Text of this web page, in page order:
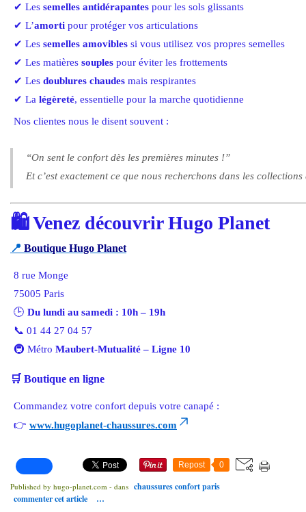
✔ Les semelles antidérapantes pour les sols glissants
✔ L’amorti pour protéger vos articulations
✔ Les semelles amovibles si vous utilisez vos propres semelles
✔ Les matières souples pour éviter les frottements
✔ Les doublures chaudes mais respirantes
✔ La légèreté, essentielle pour la marche quotidienne
Nos clientes nous le disent souvent :
“On sent le confort dès les premières minutes !”
Et c’est exactement ce que nous recherchons dans les
🛍️Venez découvrir Hugo Planet
📍 Boutique Hugo Planet
8 rue Monge
75005 Paris
🕒 Du lundi au samedi : 10h – 19h
📞 01 44 27 04 57
🚇 Métro Maubert-Mutualité – Ligne 10
🛒 Boutique en ligne
Commandez votre confort depuis votre canapé :
👉 www.hugoplanet-chaussures.com
Repost 0
Published by hugo-planet.com - dans chaussures confort paris
commenter cet article
…